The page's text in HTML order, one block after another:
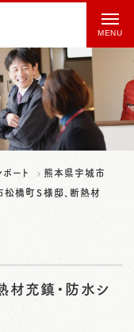
ート
熊本県宇城市
橋町Ｓ様邸、断熱材
材充鎮・防水シ
t
o
g
g
l
e
g